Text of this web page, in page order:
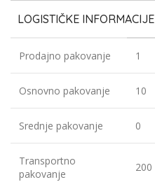
LOGISTIČKE INFORMACIJE
Prodajno pakovanje 1
Osnovno pakovanje 10
Srednje pakovanje 0
Transportno
pakovanje
200